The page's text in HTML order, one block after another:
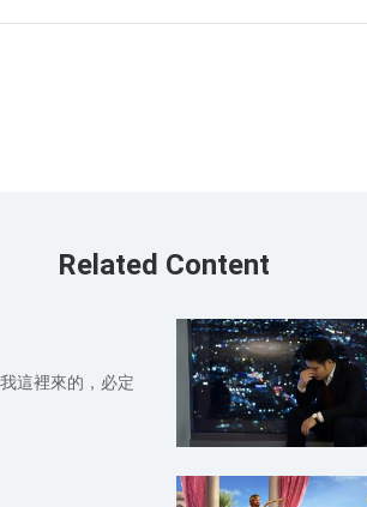
Related Content
這裡來的，必定